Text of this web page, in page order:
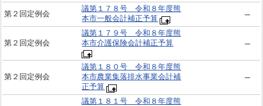
第２回定例会
議第１７８号 令和８年度熊
本市一般会計補正予算
第２回定例会
議第１７９号 令和８年度熊
本市介護保険会計補正予算
第２回定例会
議第１８０号 令和８年度熊
本市農業集落排水事業会計補
正予算
議第１８１号 令和８年度熊